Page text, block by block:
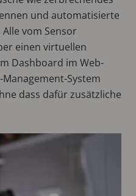
und automatisierte
vom Sensor
einen virtuellen
Dashboard im Web-
System
dass dafür zusätzliche